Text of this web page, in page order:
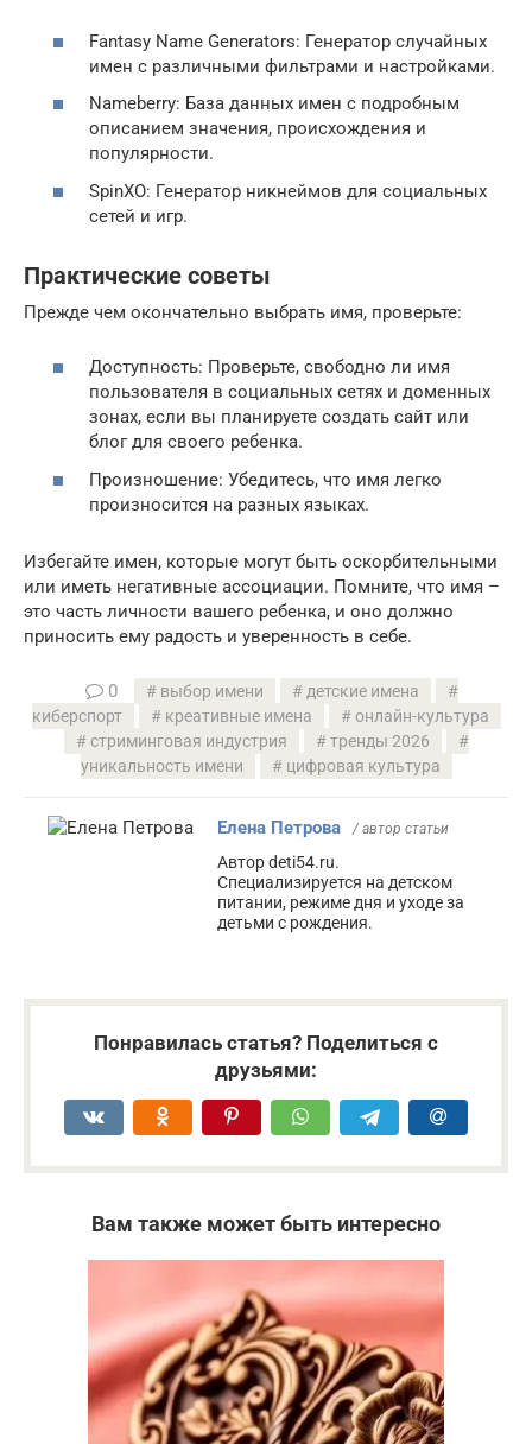
Fantasy Name Generators: Генератор случайных
имен с различными фильтрами и настройками.
Nameberry: База данных имен с подробным
описанием значения, происхождения и
популярности.
SpinXO: Генератор никнеймов для социальных
сетей и игр.
Практические советы
Прежде чем окончательно выбрать имя, проверьте:
Доступность: Проверьте, свободно ли имя
пользователя в социальных сетях и доменных
зонах, если вы планируете создать сайт или
блог для своего ребенка.
Произношение: Убедитесь, что имя легко
произносится на разных языках.
Избегайте имен, которые могут быть оскорбительными
или иметь негативные ассоциации. Помните, что имя –
это часть личности вашего ребенка, и оно должно
приносить ему радость и уверенность в себе.
0 выбор имени
детские имена
киберспорт
креативные имена
онлайн-культура
стриминговая индустрия
тренды 2026
уникальность имени
цифровая культура
Елена Петрова / автор статьи
Автор deti54.ru.
Специализируется на детском
питании, режиме дня и уходе за
детьми с рождения.
Понравилась статья? Поделиться с
друзьями:
Вам также может быть интересно